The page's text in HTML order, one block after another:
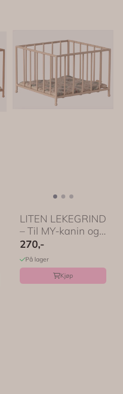
LITEN LEKEGRIND
– Til MY-kanin og
mus – Rosa ...
270,-
På lager
Kjøp